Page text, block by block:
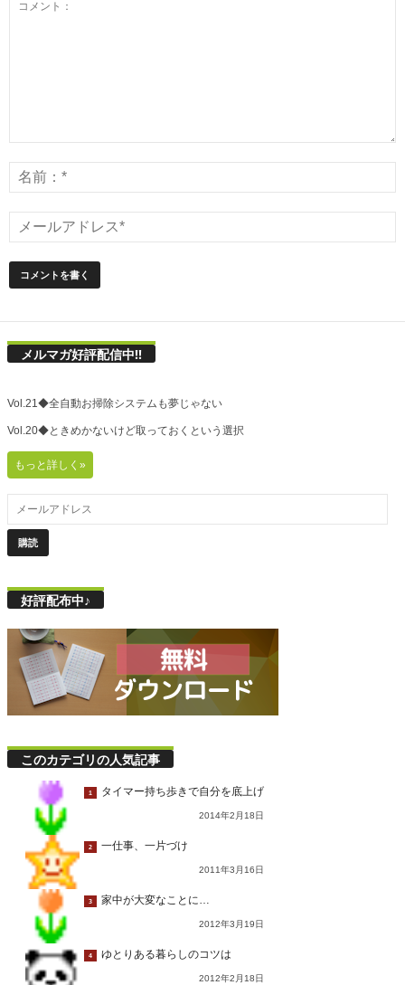
メルマガ好評配信中!!
Vol.21◆全自動お掃除システムも夢じゃない
Vol.20◆ときめかないけど取っておくという選択
もっと詳しく»
好評配布中♪
このカテゴリの人気記事
1 タイマー持ち歩きで自分を底上げ
2014年2月18日
2 一仕事、一片づけ
2011年3月16日
3 家中が大変なことに…
2012年3月19日
4 ゆとりある暮らしのコツは
2012年2月18日